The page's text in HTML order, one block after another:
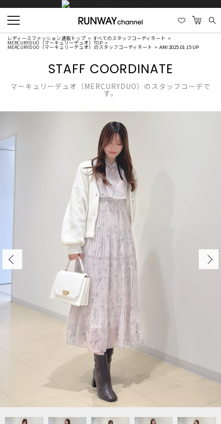
レディースファッション通販トップ すべてのスタッフコーディネート
MERCURYDUO（マーキュリーデュオ）TOP
MERCURYDUO（マーキュリーデュオ）のスタッフコーディネート AMI 2025.01.15 UP
STAFF COORDINATE
マーキュリーデュオ（MERCURYDUO）のスタッフコーデで
す。